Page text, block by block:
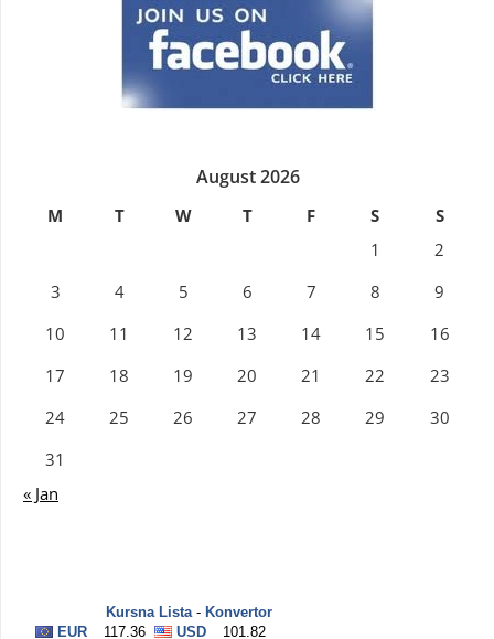
August 2026
M T W T F S
S
1
2
3
4 5 6 7 8
9
10
11 12 13 14 15
16
17
18 19 20 21 22
23
24
25 26 27 28 29
30
31
« Jan